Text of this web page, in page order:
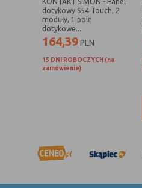
internetowej.
dotykowy S54 Touch, 2
moduły, 1 pole
dotykowe...
164,39PLN
15 DNI ROBOCZYCH (na
zamówienie)